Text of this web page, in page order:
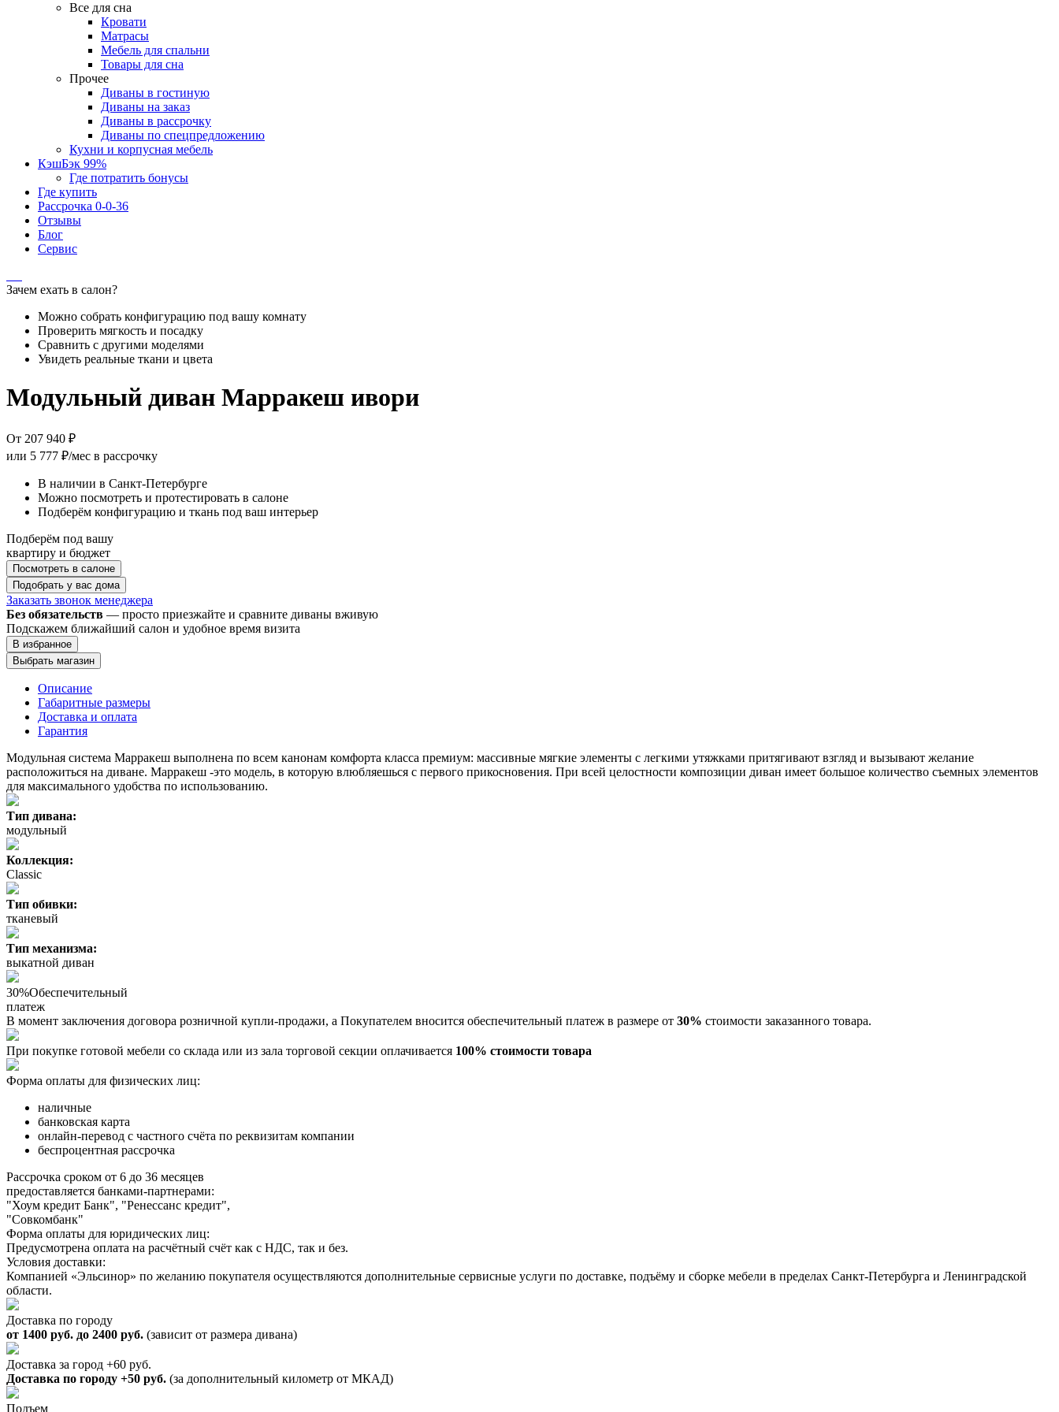
Все для сна
Кровати
Матрасы
Мебель для спальни
Товары для сна
Прочее
Диваны в гостиную
Диваны на заказ
Диваны в рассрочку
Диваны по спецпредложению
Кухни и корпусная мебель
КэшБэк 99%
Где потратить бонусы
Где купить
Рассрочка 0-0-36
Отзывы
Блог
Сервис
Зачем ехать в салон?
Можно собрать конфигурацию под вашу комнату
Проверить мягкость и посадку
Сравнить с другими моделями
Увидеть реальные ткани и цвета
Модульный диван Марракеш ивори
От 207 940 ₽
или 5 777 ₽/мес в рассрочку
В наличии в Санкт-Петербурге
Можно посмотреть и протестировать в салоне
Подберём конфигурацию и ткань под ваш интерьер
Подберём под вашу
квартиру и бюджет
Посмотреть в салоне
Подобрать у вас дома
Заказать звонок менеджера
Без обязательств — просто приезжайте и сравните диваны вживую
Подскажем ближайший салон и удобное время визита
В избранное
Выбрать магазин
Описание
Габаритные размеры
Доставка и оплата
Гарантия
Модульная система Марракеш выполнена по всем канонам комфорта класса премиум: массивные мягкие элементы с легкими утяжками притягивают взгляд и вызывают желание
расположиться на диване. Марракеш -это модель, в которую влюбляешься с первого прикосновения. При всей целостности композиции диван имеет большое количество съемных элементов
для максимального удобства по использованию.
Тип дивана:
модульный
Коллекция:
Classic
Тип обивки:
тканевый
Тип механизма:
выкатной диван
30%Обеспечительный
платеж
В момент заключения договора розничной купли-продажи, a Покупателем вносится обеспечительный платеж в размере от 30% стоимости заказанного товара.
При покупке готовой мебели со склада или из зала торговой секции оплачивается 100% стоимости товара
Форма оплаты для физических лиц:
наличные
банковская карта
онлайн-перевод с частного счёта по реквизитам компании
беспроцентная рассрочка
Рассрочка сроком от 6 до 36 месяцев
предоставляется банками-партнерами:
"Хоум кредит Банк", "Ренессанс кредит",
"Совкомбанк"
Форма оплаты для юридических лиц:
Предусмотрена оплата на расчётный счёт как с НДС, так и без.
Условия доставки:
Компанией «Эльсинор» по желанию покупателя осуществляются дополнительные сервисные услуги по доставке, подъёму и сборке мебели в пределах Санкт-Петербурга и Ленинградской
области.
Доставка по городу
от 1400 руб. до 2400 руб. (зависит от размера дивана)
Доставка за город +60 руб.
Доставка по городу +50 руб. (за дополнительный километр от МКАД)
Подъем